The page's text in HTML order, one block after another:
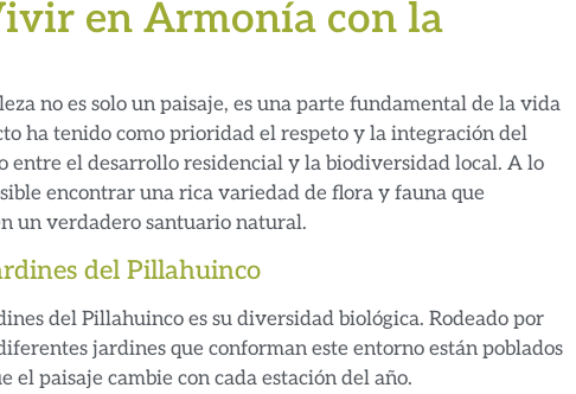
en Armonía con la
no es solo un paisaje, es una parte fundamental de la vida
ha tenido como prioridad el respeto y la integración del
el desarrollo residencial y la biodiversidad local. A lo
encontrar una rica variedad de flora y fauna que
un verdadero santuario natural.
del Pillahuinco
del Pillahuinco es su diversidad biológica. Rodeado por
jardines que conforman este entorno están poblados
el paisaje cambie con cada estación del año.